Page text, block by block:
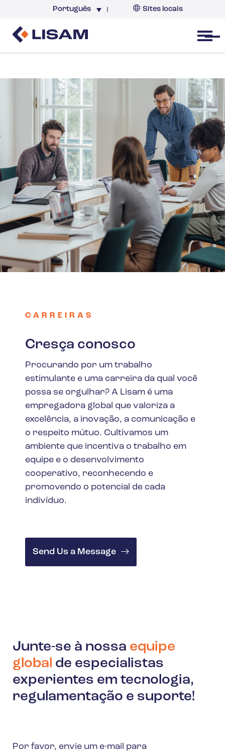
Português Sites locais
Open menu
CARREIRAS
Cresça conosco
Procurando por um trabalho
estimulante e uma carreira da qual você
possa se orgulhar? A Lisam é uma
empregadora global que valoriza a
excelência, a inovação, a comunicação e
o respeito mútuo. Cultivamos um
ambiente que incentiva o trabalho em
equipe e o desenvolvimento
cooperativo, reconhecendo e
promovendo o potencial de cada
indivíduo.
Send Us a Message
Junte-se à nossa equipe
global de especialistas
experientes em tecnologia,
regulamentação e suporte!
Por favor, envie um e-mail para